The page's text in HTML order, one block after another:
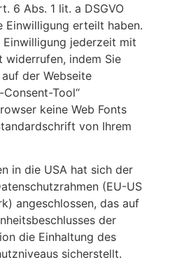
6 Abs. 1 lit. a DSGVO
Einwilligung erteilt haben.
jederzeit mit
indem Sie
der Webseite
Tool“
keine Web Fonts
von Ihrem
in die USA hat sich der
(EU-US
angeschlossen, das auf
der
die Einhaltung des
sicherstellt.